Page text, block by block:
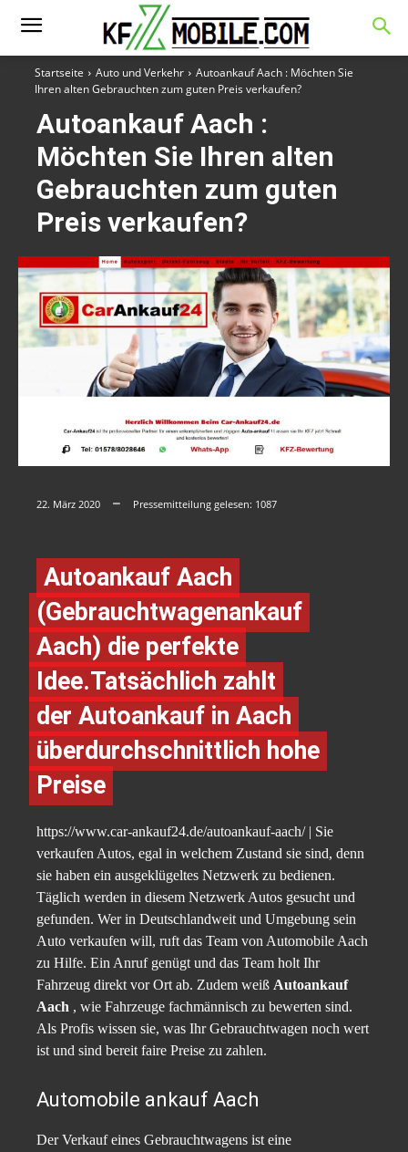
Startseite Auto und Verkehr
Autoankauf Aach : Möchten Sie
Ihren alten Gebrauchten zum guten Preis verkaufen?
Autoankauf Aach :
Möchten Sie Ihren alten
Gebrauchten zum guten
Preis verkaufen?
22. März 2020 Pressemitteilung gelesen: 1087
Autoankauf Aach
(Gebrauchtwagenankauf
Aach) die perfekte
Idee.Tatsächlich zahlt
der Autoankauf in Aach
überdurchschnittlich hohe
Preise
https://www.car-ankauf24.de/autoankauf-aach/ | Sie
verkaufen Autos, egal in welchem Zustand sie sind, denn
sie haben ein ausgeklügeltes Netzwerk zu bedienen.
Täglich werden in diesem Netzwerk Autos gesucht und
gefunden. Wer in Deutschlandweit und Umgebung sein
Auto verkaufen will, ruft das Team von Automobile Aach
zu Hilfe. Ein Anruf genügt und das Team holt Ihr
Fahrzeug direkt vor Ort ab. Zudem weiß Autoankauf
Aach , wie Fahrzeuge fachmännisch zu bewerten sind.
Als Profis wissen sie, was Ihr Gebrauchtwagen noch wert
ist und sind bereit faire Preise zu zahlen.
Automobile ankauf Aach
Der Verkauf eines Gebrauchtwagens ist eine